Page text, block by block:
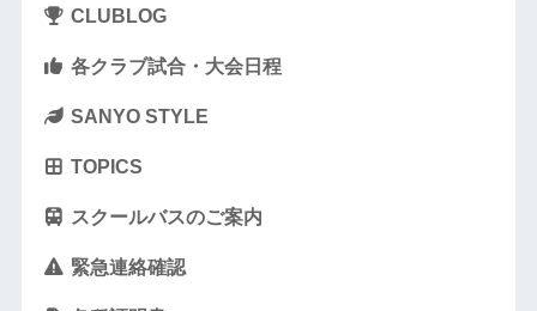
CLUBLOG
各クラブ試合・大会日程
SANYO STYLE
TOPICS
スクールバスのご案内
緊急連絡確認